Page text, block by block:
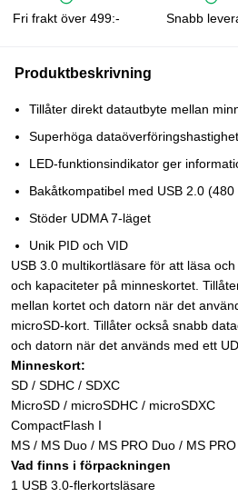
Fri frakt över 499:- Snabb
Produktbeskrivning
Tillåter direkt datautbyte mellan
Superhöga
LED-funktionsindikator ger
Bakåtkompatibel med USB 2.0 (480
Stöder UDMA 7-läget
Unik PID och VID
USB 3.0 multikortläsare för att läsa
och kapaciteter på minneskortet.
mellan kortet och datorn när det
microSD-kort. Tillåter också snabb
och datorn när det används med ett
Minneskort:
SD / SDHC / SDXC
MicroSD / microSDHC / microSDXC
CompactFlash I
MS / MS Duo / MS PRO Duo / MS
Vad finns i förpackningen
1 USB 3.0-flerkortsläsare